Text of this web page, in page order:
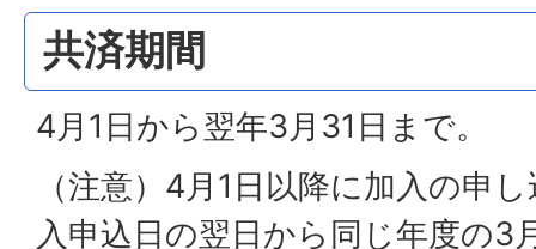
共済期間
4月1日から翌年3月31日まで。
（注意）4月1日以降に加入の申
入申込日の翌日から同じ年度の3